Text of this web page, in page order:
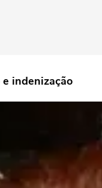
indenização